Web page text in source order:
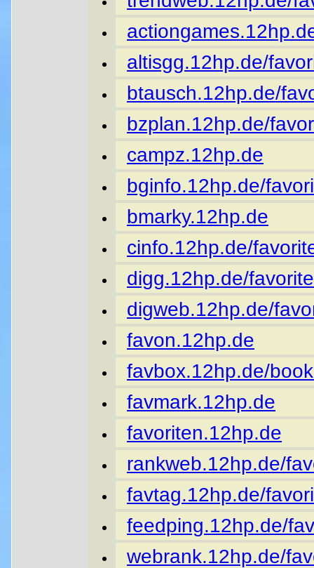
altisgg.12hp.de/
btausch.12hp.de/
bzplan.12hp.de/
campz.12hp.de
bginfo.12hp.de/
bmarky.12hp.de
cinfo.12hp.de/
digg.12hp.de/
digweb.12hp.de/
favon.12hp.de
favbox.12hp.de/
favmark.12hp.de
favoriten.12hp.de
rankweb.12hp.de/
favtag.12hp.de/
feedping.12hp.de/
webrank.12hp.de/